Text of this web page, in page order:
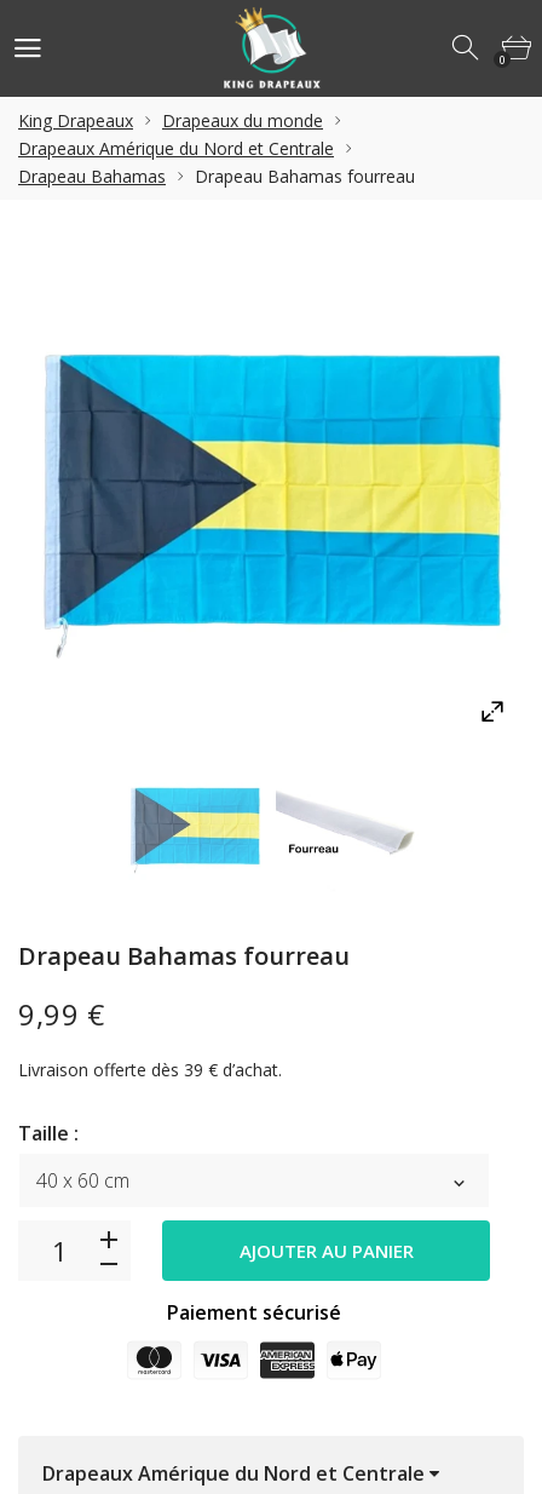
0
King Drapeaux
Drapeaux du monde
Drapeaux Amérique du Nord et Centrale
Drapeau Bahamas
Drapeau Bahamas fourreau
9,99 €
Drapeau Bahamas fourreau
Livraison offerte dès 39 € d’achat.
Taille :
AJOUTER AU PANIER
Paiement sécurisé
Drapeaux Amérique du Nord et Centrale